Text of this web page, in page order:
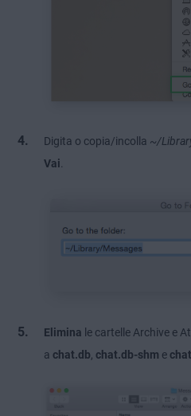
Digita o copia/incolla ~/
Vai
Elimina le cartelle Archive e
a chat.db chat.db-shm e